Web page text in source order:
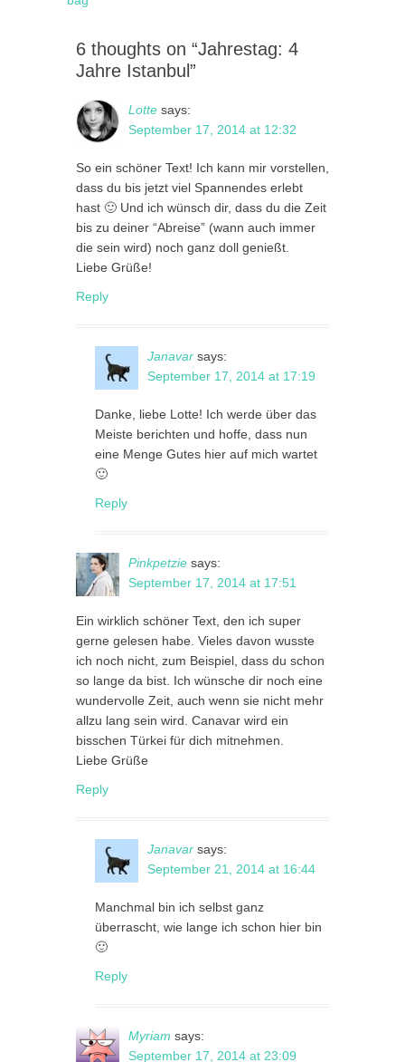
6 thoughts on “Jahrestag: 4
Jahre Istanbul”
Lotte says:
September 17, 2014 at 12:32
So ein schöner Text! Ich kann mir vorstellen,
dass du bis jetzt viel Spannendes erlebt
hast 🙂 Und ich wünsch dir, dass du die Zeit
bis zu deiner “Abreise” (wann auch immer
die sein wird) noch ganz doll genießt.
Liebe Grüße!
Reply
Janavar says:
September 17, 2014 at 17:19
Danke, liebe Lotte! Ich werde über das
Meiste berichten und hoffe, dass nun
eine Menge Gutes hier auf mich wartet
🙂
Reply
Pinkpetzie says:
September 17, 2014 at 17:51
Ein wirklich schöner Text, den ich super
gerne gelesen habe. Vieles davon wusste
ich noch nicht, zum Beispiel, dass du schon
so lange da bist. Ich wünsche dir noch eine
wundervolle Zeit, auch wenn sie nicht mehr
allzu lang sein wird. Canavar wird ein
bisschen Türkei für dich mitnehmen.
Liebe Grüße
Reply
Janavar says:
September 21, 2014 at 16:44
Manchmal bin ich selbst ganz
überrascht, wie lange ich schon hier bin
🙂
Reply
Myriam says:
September 17, 2014 at 23:09